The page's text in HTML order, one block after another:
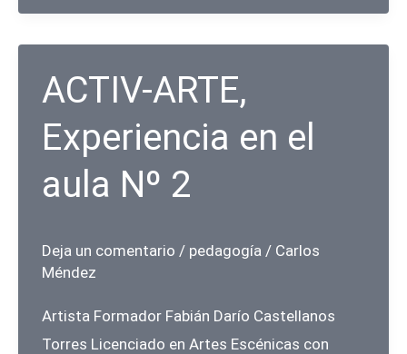
de
Arte
Inscripciones
ACTIV-ARTE,
Experiencia en el
aula Nº 2
Deja un comentario / pedagogía/ Carlos
Méndez
Artista Formador Fabián Darío Castellanos
Torres Licenciado en Artes Escénicas con